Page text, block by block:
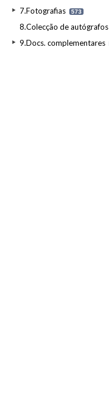
7.Fotografias 573
8.Colecção de autógrafos
9.Docs. complementares